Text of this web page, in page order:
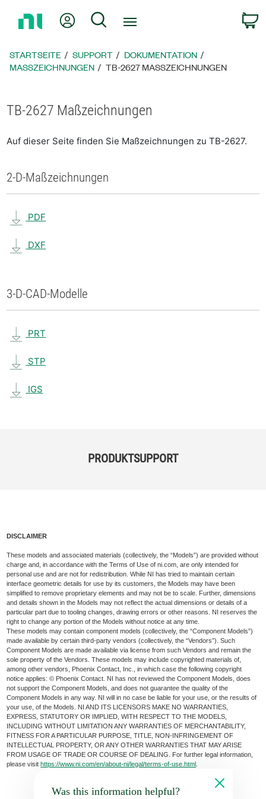
zur
Mein KontoSuche
STARTSEITE SUPPORT
DOKUMENTATION
MASSZEICHNUNGEN
TB-2627 MASSZEICHNUNGEN
TB-2627 Maßzeichnungen
Auf dieser Seite finden Sie Maßzeichnungen zu TB-2627.
2-D-Maßzeichnungen
PDF
DXF
3-D-CAD-Modelle
PRT
STP
IGS
PRODUKTSUPPORT
DISCLAIMER
These models and associated materials (collectively, the “Models”) are provided without
charge and, in accordance with the Terms of Use of ni.com, are only intended for
personal use and are not for redistribution. While NI has tried to maintain certain
interface geometric details for use by its customers, the Models may have been
simplified to remove proprietary elements and may not be to scale. Further, dimensions
and details shown in the Models may not reflect the actual dimensions or details of a
particular part due to tooling changes, drawing errors or other reasons. NI reserves the
right to change any portion of the Models without notice at any time.
These models may contain component models (collectively, the “Component Models”)
made available by certain third-party vendors (collectively, the “Vendors”). Such
Component Models are made available via license from such Vendors and remain the
sole property of the Vendors. These models may include copyrighted materials of,
among other vendors, Phoenix Contact, Inc., in which case the following copyright
notice applies: © Phoenix Contact. NI has not reviewed the Component Models, does
not support the Component Models, and does not guarantee the quality of the
Component Models in any way. NI will in no case be liable for your use, or the results of
your use, of the Models. NI AND ITS LICENSORS MAKE NO WARRANTIES,
EXPRESS, STATUTORY OR IMPLIED, WITH RESPECT TO THE MODELS,
INCLUDING WITHOUT LIMITATION ANY WARRANTIES OF MERCHANTABILITY,
FITNESS FOR A PARTICULAR PURPOSE, TITLE, NON-INFRINGEMENT OF
INTELLECTUAL PROPERTY, OR ANY OTHER WARRANTIES THAT MAY ARISE
FROM USAGE OF TRADE OR COURSE OF DEALING. For further legal information,
please visithttps://www.ni.com/en/about-ni/legal/terms-of-use.html
Was this information helpful?